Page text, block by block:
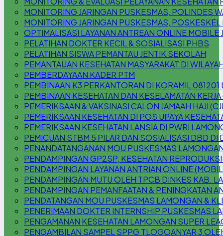
MONITORING JARINGAN PUSKESMAS, POLINDES
MONITORING JARINGAN PUSKESMAS,
OPTIMALISASI LAYANAN ANTREAN ONLINE MOBILE
PELATIHAN DOKTER KECIL & SOSIALISASI PHBS
PELATIHAN SISWA PEMANTAU JENTIK SEKOLAH
PEMANTAUAN KESEHATAN MASYARAKAT DI
PEMBERDAYAAN KADER PTM
PEMBINAAN K3 PERKANTORAN DI KORAMIL 081201
PEMBINAAN KESEHATAN DAN KESELAMATAN
PEMERIKSAAN & VAKSINASI CALON JAMAAH HAJI
PEMERIKSAAN KESEHATAN DI POS UPAYA
PEMERIKSAAN KESEHATAN LANSIA DI PWRI
PEMICUAN STBM 5 PILAR DAN SOSIALISASI DBD DI
PENANDATANGANAN MOU PUSKESMAS
PENDAMPINGAN GP2SP, KESEHATAN
PENDAMPINGAN LAYANAN ANTRIAN ONLINE
PENDAMPINGAN MUTU OLEH TPCB DINKES KAB.
PENDAMPINGAN PEMANFAATAN & PENINGKATAN
PENDATANGAN MOU PUSKESMAS LAMONGAN &
PENERIMAAN DOKTER INTERNSHIP PUSKESMAS
PENGAMANAN KESEHATAN LAMONGAN SUPER
PENGAMBILAN SAMPEL SPPG TLOGOANYAR 3